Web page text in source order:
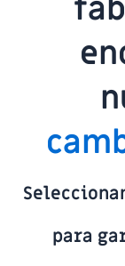
para